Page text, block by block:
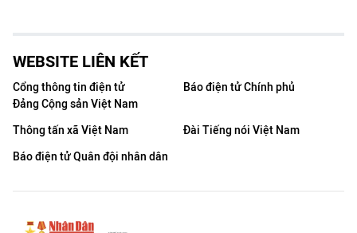
WEBSITE LIÊN KẾT
Cổng thông tin điện tử
Đảng Cộng sản Việt Nam
Báo điện tử Chính phủ
Thông tấn xã Việt Nam
Đài Tiếng nói Việt Nam
Báo điện tử Quân đội nhân dân